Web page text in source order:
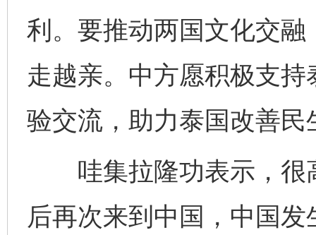
利。要推动两国文化交
走越亲。中方愿积极支
验交流，助力泰国改善民
哇集拉隆功表示，很
后再次来到中国，中国